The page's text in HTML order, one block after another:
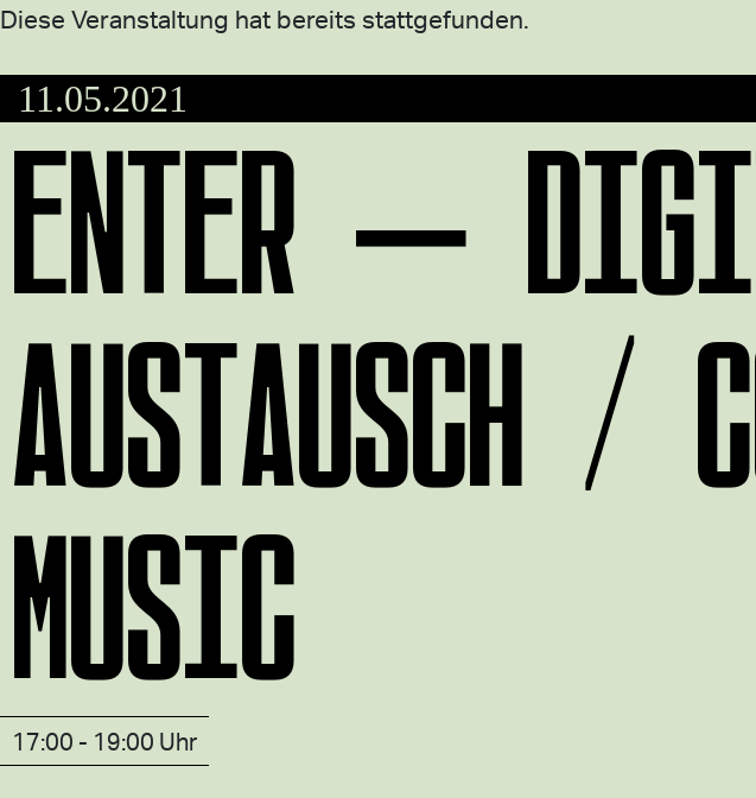
Diese Veranstaltung hat bereits stattgefunden.
11.05.2021
ENTER –
AUSTAUSCH /
MUSIC
17:00 - 19:00 Uhr